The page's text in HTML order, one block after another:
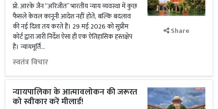
प्रो. आरके जैन “अरिजीत” भारतीय न्याय व्यवस्था में कुछ
फैसले केवल कानूनी आदेश नहीं होते, बल्कि बदलाव
की नई दिशा तय करते हैं। 29 मई 2026 को सुप्रीम
कोर्ट द्वारा जारी निर्देश ऐसा ही एक ऐतिहासिक हस्तक्षेप
है। न्यायमूर्ति...
स्वतंत्र विचार
Share
न्यायपालिका के आत्मावलोकन की जरूरत
को स्वीकार करें मीलार्ड!